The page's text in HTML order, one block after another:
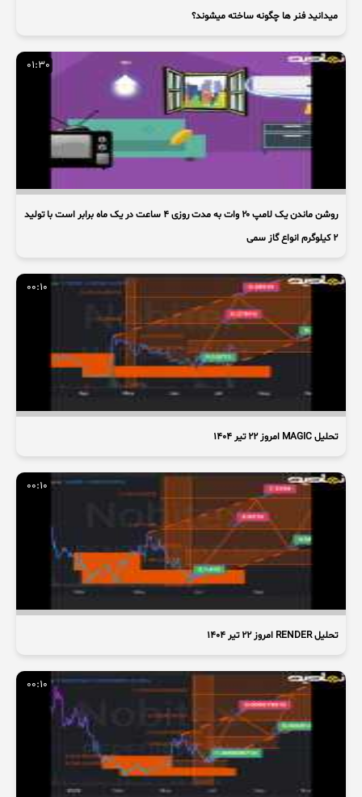
میدانید فنر ها چگونه ساخته میشوند؟
01:30
روشن ماندن یک لامپ ۲۰ وات به مدت روزی ۴ ساعت در یک ماه برابر است با تولید
۲ کیلوگرم انواع گاز سمی
00:10
تحلیل MAGIC امروز ۲۲ تیر ۱۴۰۴
00:10
تحلیل RENDER امروز ۲۲ تیر ۱۴۰۴
00:10